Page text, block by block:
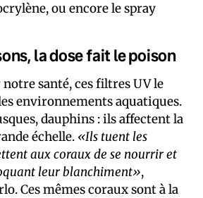
ou encore le spray
la dose fait le poison
santé, ces filtres UV le
environnements aquatiques.
dauphins : ils affectent la
échelle. «Ils tuent les
aux coraux de se nourrir et
leur blanchiment»,
Ces mêmes coraux sont à la